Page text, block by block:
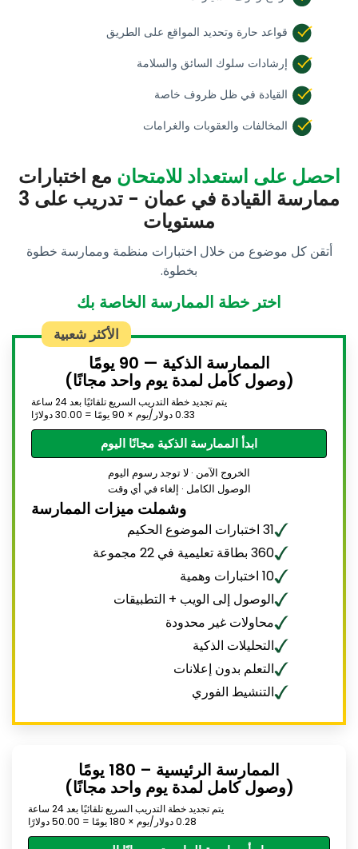
قواعد حارة وتحديد المواقع على الطريق
إرشادات سلوك السائق والسلامة
القيادة في ظل ظروف خاصة
المخالفات والعقوبات والغرامات
احصل على استعداد للامتحان مع اختبارات
ممارسة القيادة في عمان - تدريب على 3
مستويات
أتقن كل موضوع من خلال اختبارات منظمة وممارسة خطوة
بخطوة.
اختر خطة الممارسة الخاصة بك
الأكثر شعبية
الممارسة الذكية — 90 يومًا
(وصول كامل لمدة يوم واحد مجانًا)
يتم تجديد خطة التدريب السريع تلقائيًا بعد 24 ساعة
0.33 دولار/يوم × 90 يومًا = 30.00 دولارًا
ابدأ الممارسة الذكية مجانًا اليوم
الخروج الآمن · لا توجد رسوم اليوم
الوصول الكامل · إلغاء في أي وقت
وشملت ميزات الممارسة
31 اختبارات الموضوع الحكيم
360 بطاقة تعليمية في 22 مجموعة
10 اختبارات وهمية
الوصول إلى الويب + التطبيقات
محاولات غير محدودة
التحليلات الذكية
التعلم بدون إعلانات
التنشيط الفوري
الممارسة الرئيسية – 180 يومًا
(وصول كامل لمدة يوم واحد مجانًا)
يتم تجديد خطة التدريب السريع تلقائيًا بعد 24 ساعة
0.28 دولار/يوم × 180 يومًا = 50.00 دولارًا